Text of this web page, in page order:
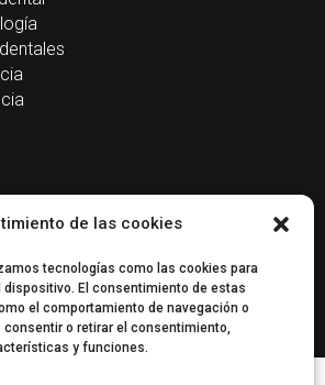
de las cookies
tecnologías como las cookies para
El consentimiento de estas
el comportamiento de navegación o
o retirar el consentimiento,
y funciones.